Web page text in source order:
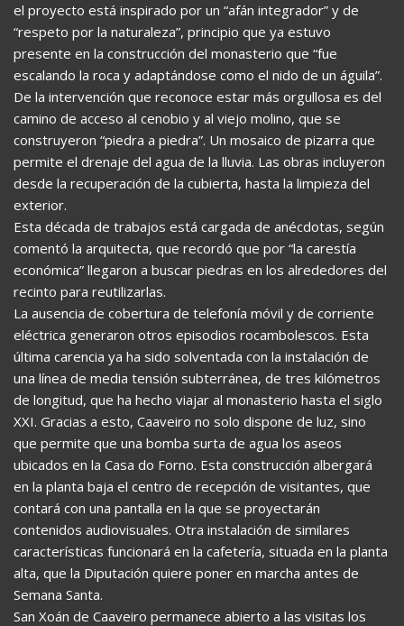
el proyecto está inspirado por un “afán integrador” y de
“respeto por la naturaleza”, principio que ya estuvo
presente en la construcción del monasterio que “fue
escalando la roca y adaptándose como el nido de un águila”.
De la intervención que reconoce estar más orgullosa es del
camino de acceso al cenobio y al viejo molino, que se
construyeron “piedra a piedra”. Un mosaico de pizarra que
permite el drenaje del agua de la lluvia. Las obras incluyeron
desde la recuperación de la cubierta, hasta la limpieza del
exterior.
Esta década de trabajos está cargada de anécdotas, según
comentó la arquitecta, que recordó que por “la carestía
económica” llegaron a buscar piedras en los alrededores del
recinto para reutilizarlas.
La ausencia de cobertura de telefonía móvil y de corriente
eléctrica generaron otros episodios rocambolescos. Esta
última carencia ya ha sido solventada con la instalación de
una línea de media tensión subterránea, de tres kilómetros
de longitud, que ha hecho viajar al monasterio hasta el siglo
XXI. Gracias a esto, Caaveiro no solo dispone de luz, sino
que permite que una bomba surta de agua los aseos
ubicados en la Casa do Forno. Esta construcción albergará
en la planta baja el centro de recepción de visitantes, que
contará con una pantalla en la que se proyectarán
contenidos audiovisuales. Otra instalación de similares
características funcionará en la cafetería, situada en la planta
alta, que la Diputación quiere poner en marcha antes de
Semana Santa.
San Xoán de Caaveiro permanece abierto a las visitas los